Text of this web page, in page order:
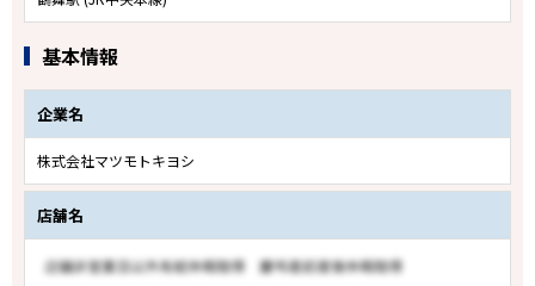
基本情報
企業名
株式会社マツモトキヨシ
店舗名